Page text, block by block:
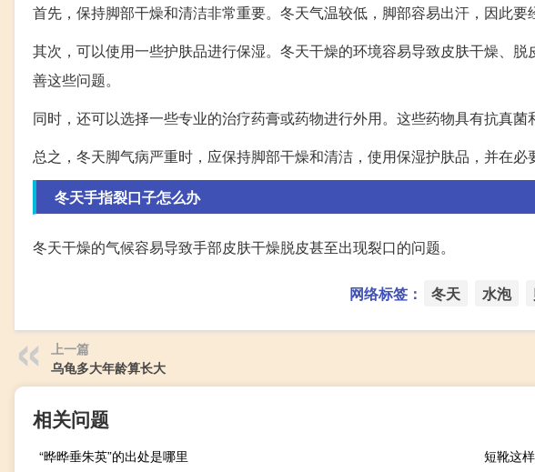
首先，保持脚部干燥和清洁非常重要。冬天气温较低，脚部容易出汗，因此要
其次，可以使用一些护肤品进行保湿。冬天干燥的环境容易导致皮肤干燥、
善这些问题。
同时，还可以选择一些专业的治疗药膏或药物进行外用。这些药物具有抗真菌
总之，冬天脚气病严重时，应保持脚部干燥和清洁，使用保湿护肤品，并在必
冬天手指裂口子怎么办
冬天干燥的气候容易导致手部皮肤干燥脱皮甚至出现裂口的问题。
网络标签： 冬天 水泡
上一篇
乌龟多大年龄算长大
相关问题
“晔晔垂朱英”的出处是哪里 短靴这